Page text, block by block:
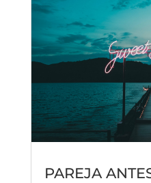
PAREJA